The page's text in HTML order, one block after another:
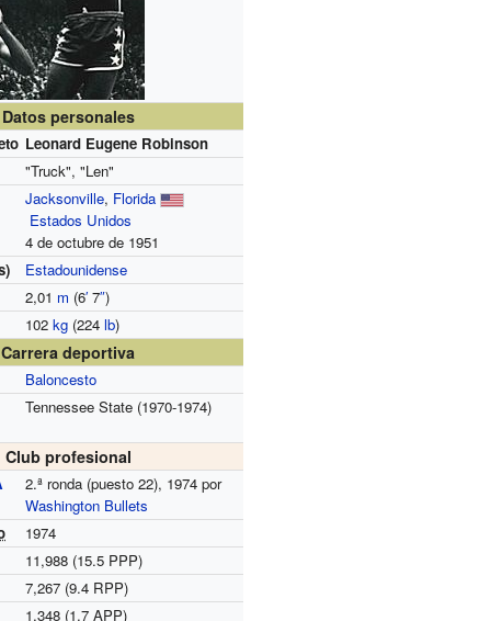
Datos personales
Leonard Eugene Robinson
"Truck", "Len"
Jacksonville, Florida
Estados Unidos
4 de octubre de 1951
Estadounidense
2,01 m (6′ 7″)
102kg (224lb)
Carrera deportiva
Baloncesto
Tennessee State (1970-1974)
Club profesional
2.ª ronda (puesto 22), 1974 por
Washington Bullets
1974
11,988 (15.5 PPP)
7,267 (9.4 RPP)
1,348 (1.7 APP)